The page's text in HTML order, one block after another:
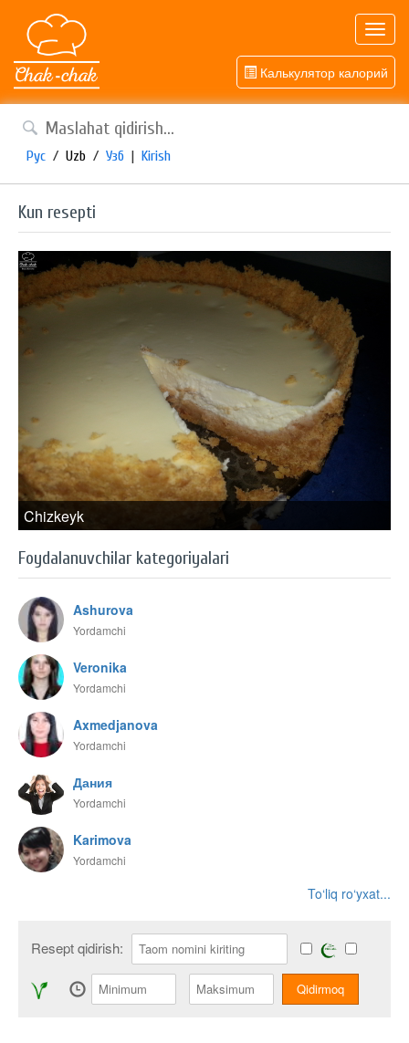
Калькулятор калорий
Рус / Uzb / Узб | Kirish
Kun resepti
Chizkeyk
Foydalanuvchilar kategoriyalari
Ashurova
Yordamchi
Veronika
Yordamchi
Axmedjanova
Yordamchi
Дания
Yordamchi
Karimova
Yordamchi
To‘liq ro‘yxat...
Resept qidirish: